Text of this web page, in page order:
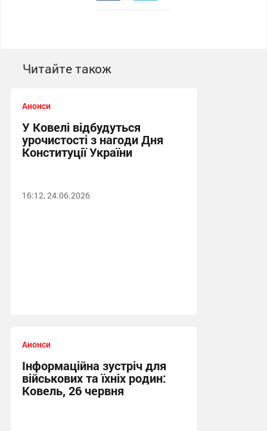
Читайте також
Анонси
У Ковелі відбудуться
урочистості з нагоди Дня
Конституції України
16:12, 24.06.2026
Анонси
Інформаційна зустріч для
військових та їхніх родин:
Ковель, 26 червня